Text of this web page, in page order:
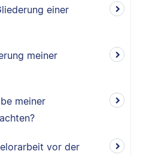
einer
meiner
meiner
vor der